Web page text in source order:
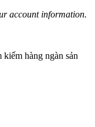
account information.
kiếm hàng ngàn sản